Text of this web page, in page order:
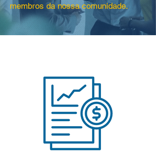
membros da nossa comunidade.